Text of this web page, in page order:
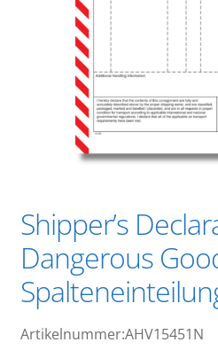
Shipper’s
Dangerous
Artikelnummer:AHV15451N